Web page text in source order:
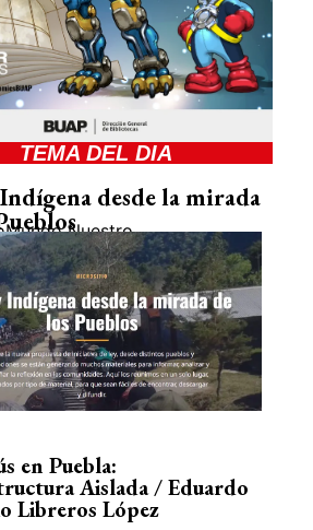
TEMA DEL DIA
desde la mirada
Mundo Nuestro
en Puebla:
Aislada / Eduardo
Libreros López